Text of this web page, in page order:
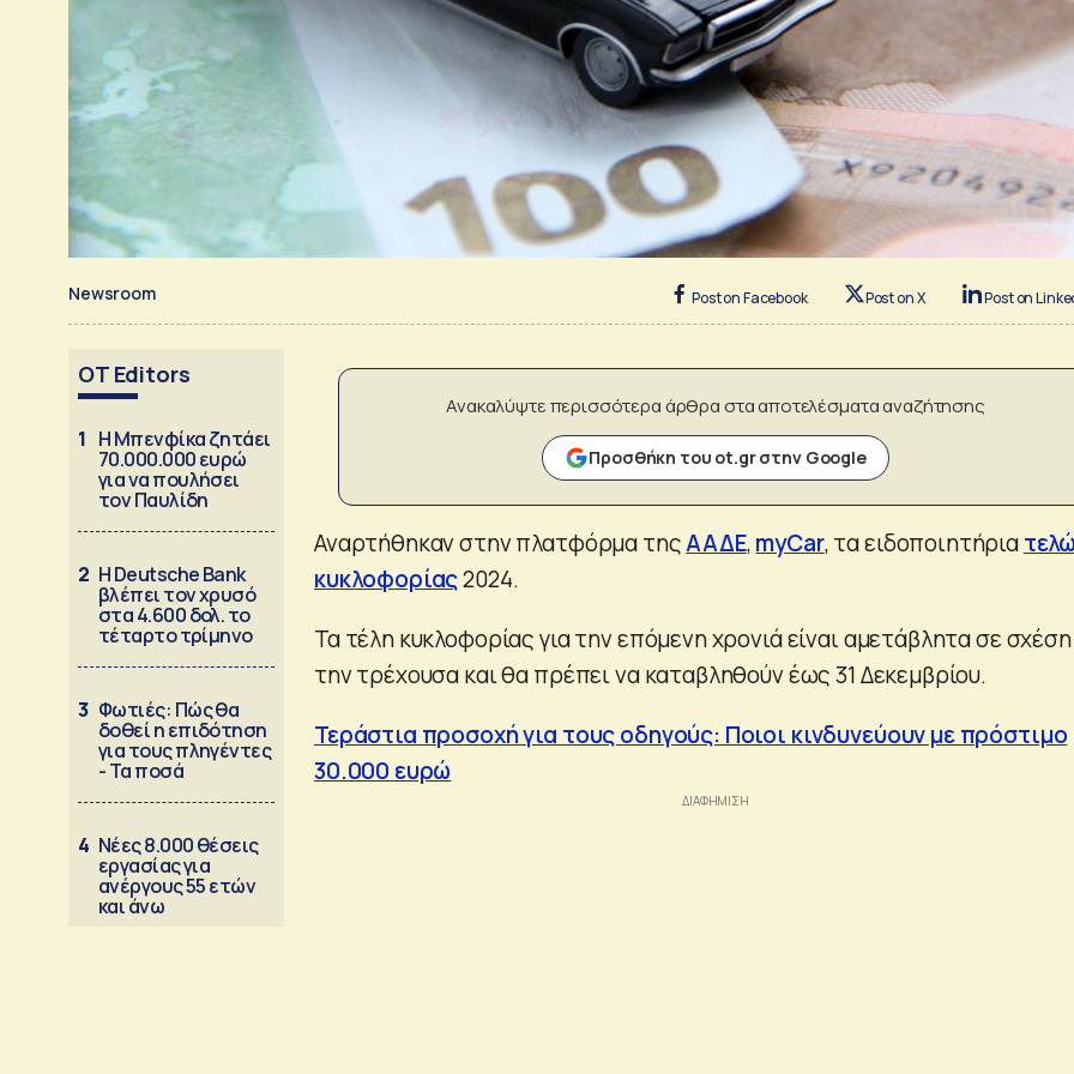
Newsroom Post on Facebook Post on X Post on
OT Editors
1 Η Μπενφίκα ζητάει
70.000.000 ευρώ
για να πουλήσει
τον Παυλίδη
2 Η Deutsche Bank
βλέπει τον χρυσό
στα 4.600 δολ. το
τέταρτο τρίμηνο
3 Φωτιές: Πώς θα
δοθεί η επιδότηση
για τους πληγέντες
- Τα ποσά
4 Νέες 8.000 θέσεις
εργασίας για
ανέργους 55 ετών
και άνω
Ανακαλύψτε περισσότερα άρθρα στα αποτελέσματα αναζήτησης
Προσθήκη του ot.gr στην Google
Αναρτήθηκαν στην πλατφόρμα τηςΑΑΔΕ,myCar, τα ειδοποιητήρια
κυκλοφορίας2024.
Τα τέλη κυκλοφορίας για την επόμενη χρονιά είναι αμετάβλητα σε
την τρέχουσα και θα πρέπει να καταβληθούν έως 31 Δεκεμβρίου.
Τεράστια προσοχή για τους οδηγούς: Ποιοι κινδυνεύουν με πρόστιμο
30.000 ευρώ